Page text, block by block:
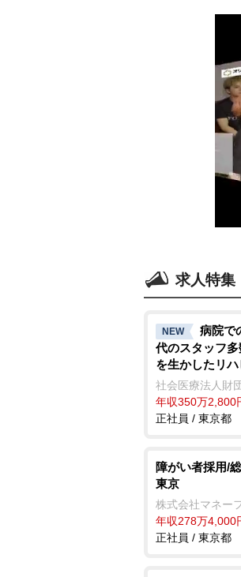
求人特集
NEW
病院で
代のスタッフ
を生かしたリ
社会医療法人財
年収350万2,800
正社員 / 東京都
障がい者採用/
東京
株式会社マネー
年収278万4,000
正社員 / 東京都